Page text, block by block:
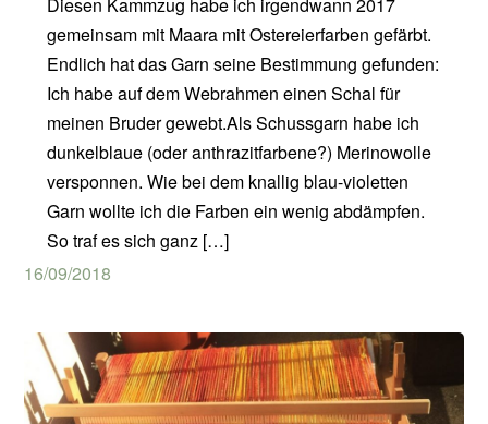
gemeinsam mit Maara mit Ostereierfarben gefärbt.
Endlich hat das Garn seine Bestimmung gefunden:
Ich habe auf dem Webrahmen einen Schal für
meinen Bruder gewebt.Als Schussgarn habe ich
dunkelblaue (oder anthrazitfarbene?) Merinowolle
versponnen. Wie bei dem knallig blau-violetten
Garn wollte ich die Farben ein wenig abdämpfen.
So traf es sich ganz […]
16/09/2018